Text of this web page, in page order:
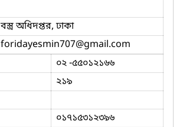
বস্ত্র অধিদপ্তর, ঢাকা
foridayesmin707@gmail.com
০২ -৫৫০১২১৬৬
২১৯
০১৭১৫৩১২৩৯৬